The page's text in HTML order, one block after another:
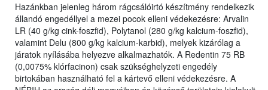
Hazánkban jelenleg három rágcsálóirtó készítmény rendelkezik
állandó engedéllyel a mezei pocok elleni védekezésre: Arvalin
LR (40 g/kg cink-foszfid), Polytanol (280 g/kg kalcium-foszfid),
valamint Delu (800 g/kg kalcium-karbid), melyek kizárólag a
járatok nyílásába helyezve alkalmazhatók. A Redentin 75 RB
(0,0075% klórfacinon) csak szükséghelyzeti engedély
birtokában használható fel a kártevő elleni védekezésre. A